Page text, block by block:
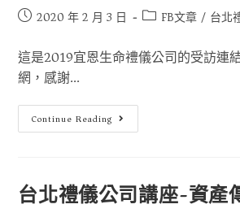
2020 年 2 月 3 日 FB文章 / 台北
這是2019宜恩生命禮儀公司的受訪連
網，感謝...
Continue Reading
台北禮儀公司講座-資產